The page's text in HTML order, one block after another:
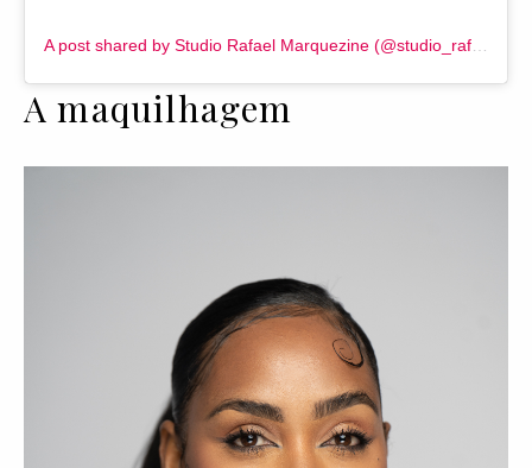
A post shared by Studio Rafael Marquezine (@studio_rafael_marquezine)
A maquilhagem